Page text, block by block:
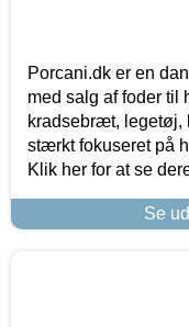
Porcani.dk er en
med salg af foder til
kradsebræt, legetøj,
stærkt fokuseret på
Klik her for at se
Se